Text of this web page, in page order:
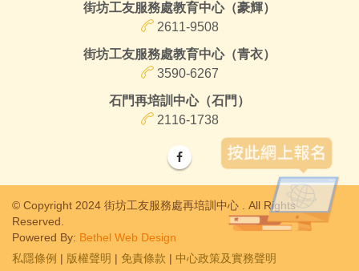
街坊工友服務處教育中心（豪輝）
2611-9508
街坊工友服務處教育中心（青衣）
3590-6267
石門再培訓中心（石門）
2116-1738
© Copyright 2024 街坊工友服務處再培訓中心 . All Rights
Reserved.
Powered By: Bethel Web Design
私隱條例
版權聲明 免責條款 中心政策及實務聲明